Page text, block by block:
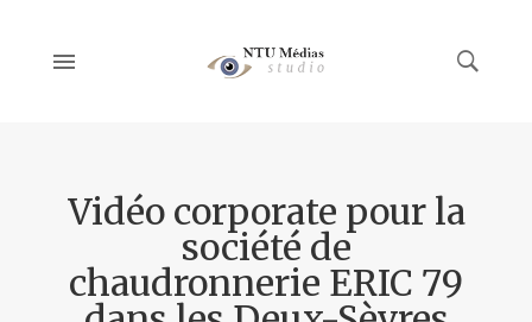
Vidéo corporate pour la
société de
chaudronnerie ERIC 79